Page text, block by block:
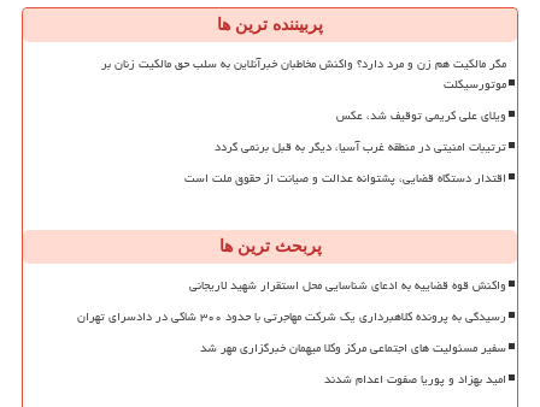
پربیننده ترین ها
مگر مالکیت هم زن و مرد دارد؟ واکنش مخاطبان خبرآنلاین به سلب حق مالکیت زنان بر
موتورسیکلت
ویلای علی کریمی توقیف شد، عکس
ترتیبات امنیتی در منطقه غرب آسیا، دیگر به قبل برنمی گردد
اقتدار دستگاه قضایی، پشتوانه عدالت و صیانت از حقوق ملت است
پربحث ترین ها
واکنش قوه قضاییه به ادعای شناسایی محل استقرار شهید لاریجانی
رسیدگی به پرونده کلاهبرداری یک شرکت مهاجرتی با حدود ۳۰۰ شاکی در دادسرای تهران
سفیر مسئولیت های اجتماعی مرکز وکلا میهمان خبرگزاری مهر شد
امید بهزاد و پوریا صفوت اعدام شدند